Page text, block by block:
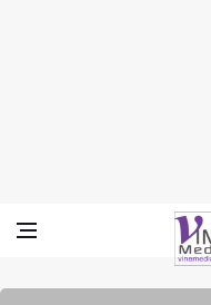
Vine Media
葡萄樹傳媒